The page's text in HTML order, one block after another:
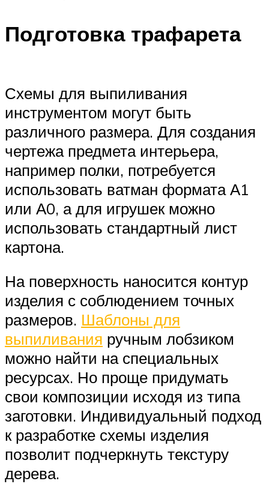
Подготовка трафарета
Схемы для выпиливания
инструментом могут быть
различного размера. Для создания
чертежа предмета интерьера,
например полки, потребуется
использовать ватман формата А1
или А0, а для игрушек можно
использовать стандартный лист
картона.
На поверхность наносится контур
изделия с соблюдением точных
размеров. Шаблоны для
выпиливания ручным лобзиком
можно найти на специальных
ресурсах. Но проще придумать
свои композиции исходя из типа
заготовки. Индивидуальный подход
к разработке схемы изделия
позволит подчеркнуть текстуру
дерева.